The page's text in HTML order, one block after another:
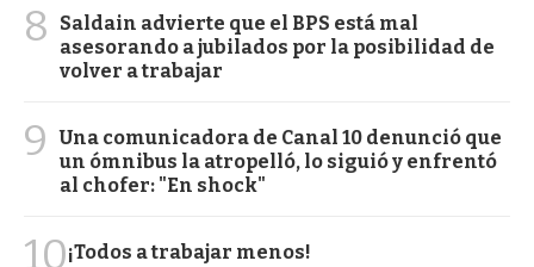
8
Saldain advierte que el BPS está mal
asesorando a jubilados por la posibilidad de
volver a trabajar
9
Una comunicadora de Canal 10 denunció que
un ómnibus la atropelló, lo siguió y enfrentó
al chofer: "En shock"
10¡Todos a trabajar menos!